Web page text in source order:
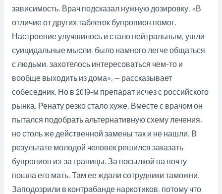
зависимость. Врач подсказал нужную дозировку. «В
отличие от других таблеток бупропион помог.
Настроение улучшилось и стало нейтральным, ушли
суицидальные мысли, было намного легче общаться
с людьми, захотелось интересоваться чем-то и
вообще выходить из дома», — рассказывает
собеседник. Но в 2019-м препарат исчез с российского
рынка. Ренату резко стало хуже. Вместе с врачом он
пытался подобрать альтернативную схему лечения,
но столь же действенной замены так и не нашли. В
результате молодой человек решился заказать
бупропион из-за границы. За посылкой на почту
пошла его мать. Там ее ждали сотрудники таможни.
Заподозрили в контрабанде наркотиков, потому что